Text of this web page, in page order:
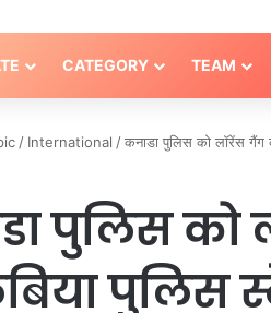
CATEGORY TEAM
/ International /कनाडा पुलिस को लॉरेंस गैंग
पुलिस को
पुलिस